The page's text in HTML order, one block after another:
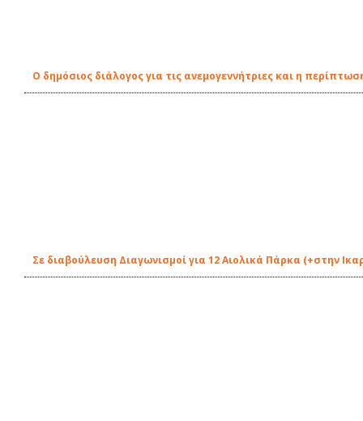
Ο δημόσιος διάλογος για τις ανεμογεννήτριες και η
Σε διαβούλευση Διαγωνισμοί για 12 Αιολικά Πάρκα (+στην